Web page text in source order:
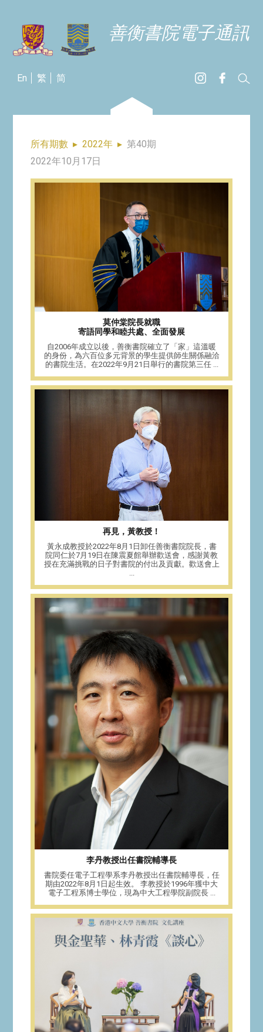
善衡書院電子通訊
En 繁 简
所有期數 ▸ 2022年 ▸ 第40期
2022年10月17日
莫仲棠院長就職
寄語同學和睦共處、全面發展
自2006年成立以後，善衡書院確立了「家」這溫暖
的身份，為六百位多元背景的學生提供師生關係融洽
的書院生活。在2022年9月21日舉行的書院第三任 ...
再見，黃教授！
黃永成教授於2022年8月1日卸任善衡書院院長，書
院同仁於7月19日在陳震夏館舉辦歡送會，感謝黃教
授在充滿挑戰的日子對書院的付出及貢獻。歡送會上
李丹教授出任書院輔導長
書院委任電子工程學系李丹教授出任書院輔導長，任
期由2022年8月1日起生效。 李教授於1996年獲中大
電子工程系博士學位，現為中大工程學院副院長 ...